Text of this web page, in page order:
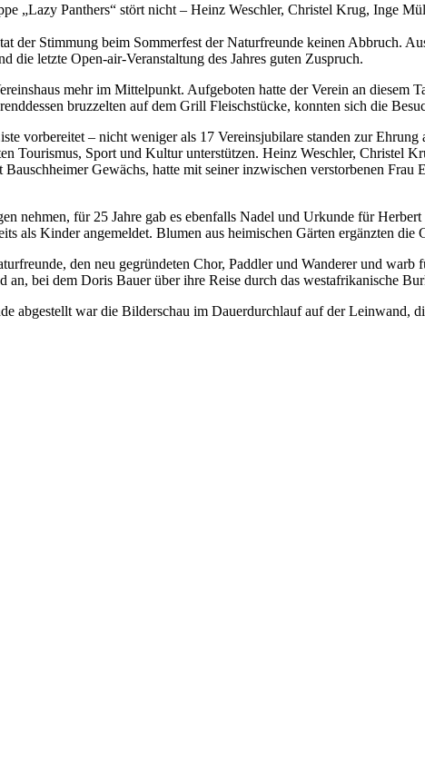
„Lazy Panthers“ stört nicht – Heinz Weschler, Christel Krug, Inge
der Stimmung beim Sommerfest der Naturfreunde keinen Abbruch.
die letzte Open-air-Veranstaltung des Jahres guten Zuspruch.
mehr im Mittelpunkt. Aufgeboten hatte der Verein an
bruzzelten auf dem Grill Fleischstücke, konnten sich die
vorbereitet – nicht weniger als 17 Vereinsjubilare standen zur
Tourismus, Sport und Kultur unterstützen. Heinz Weschler, Christel
Gewächs, hatte mit seiner inzwischen verstorbenen
nehmen, für 25 Jahre gab es ebenfalls Nadel und Urkunde für
als Kinder angemeldet. Blumen aus heimischen Gärten ergänzten die
den neu gegründeten Chor, Paddler und Wanderer und
bei dem Doris Bauer über ihre Reise durch das westafrikanische
abgestellt war die Bilderschau im Dauerdurchlauf auf der